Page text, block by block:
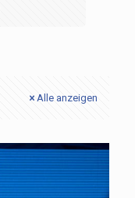
Alle anzeigen